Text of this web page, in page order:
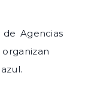
de Agencias